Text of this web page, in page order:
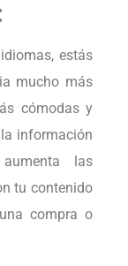
estás
mucho más
cómodas y
información
las
tu contenido
compra o